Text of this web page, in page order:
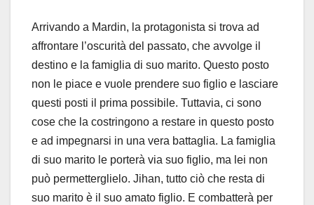
Arrivando a Mardin, la protagonista si trova ad
affrontare l’oscurità del passato, che avvolge il
destino e la famiglia di suo marito. Questo posto
non le piace e vuole prendere suo figlio e lasciare
questi posti il prima possibile. Tuttavia, ci sono
cose che la costringono a restare in questo posto
e ad impegnarsi in una vera battaglia. La famiglia
di suo marito le porterà via suo figlio, ma lei non
può permetterglielo. Jihan, tutto ciò che resta di
suo marito è il suo amato figlio. E combatterà per